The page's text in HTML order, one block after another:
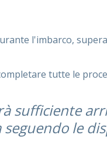
l'imbarco,
tutte le
sufficiente
le